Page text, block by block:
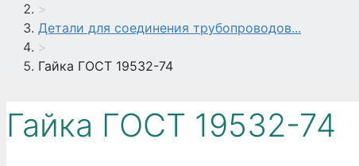
>
Детали для соединения трубопроводов...
>
Гайка ГОСТ 19532-74
Гайка ГОСТ 19532-74